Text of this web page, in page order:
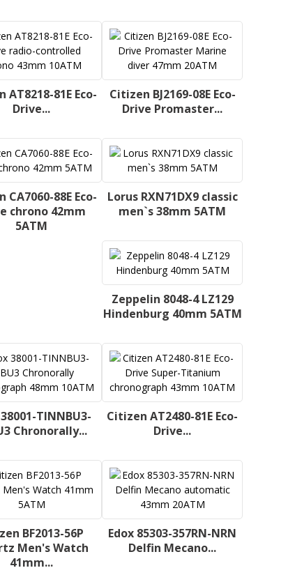
AT8218-81E Eco-
Drive...
Citizen BJ2169-08E Eco-
Drive Promaster...
CA7060-88E Eco-
chrono 42mm
5ATM
Lorus RXN71DX9 classic
men`s 38mm 5ATM
Zeppelin 8048-4 LZ129
Hindenburg 40mm 5ATM
TINNBU3-
Chronorally...
Citizen AT2480-81E Eco-
Drive...
BF2013-56P
Men's Watch
41mm...
Edox 85303-357RN-NRN
Delfin Mecano...